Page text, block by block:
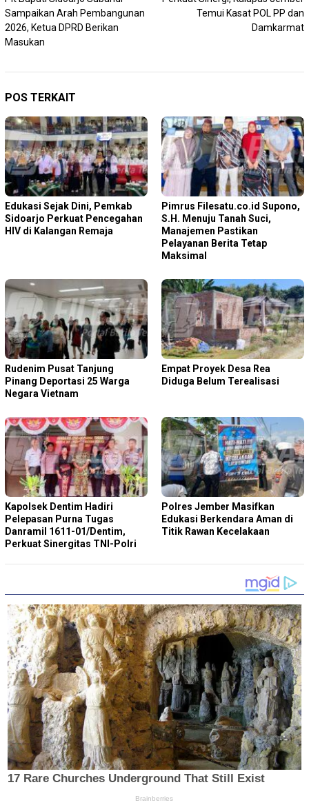
pos
Sampaikan Arah Pembangunan
2026, Ketua DPRD Berikan
Masukan
Temui Kasat POL PP dan
Damkarmat
POS TERKAIT
Edukasi Sejak Dini, Pemkab
Sidoarjo Perkuat Pencegahan
HIV di Kalangan Remaja
Pimrus Filesatu.co.id Supono,
S.H. Menuju Tanah Suci,
Manajemen Pastikan
Pelayanan Berita Tetap
Maksimal
Rudenim Pusat Tanjung
Pinang Deportasi 25 Warga
Negara Vietnam
Empat Proyek Desa Rea
Diduga Belum Terealisasi
Kapolsek Dentim Hadiri
Pelepasan Purna Tugas
Danramil 1611-01/Dentim,
Perkuat Sinergitas TNI-Polri
Polres Jember Masifkan
Edukasi Berkendara Aman di
Titik Rawan Kecelakaan